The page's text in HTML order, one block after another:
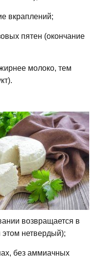
вкраплений;
пятен (окончание
молоко, тем
возвращается в
нетвердый);
без аммиачных